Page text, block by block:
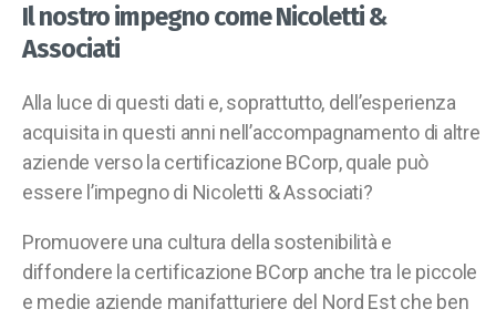
Il nostro impegno come Nicoletti &
Associati
Alla luce di questi dati e, soprattutto, dell’esperienza
acquisita in questi anni nell’accompagnamento di altre
aziende verso la certificazione BCorp, quale può
essere l’impegno di Nicoletti & Associati?
Promuovere una cultura della sostenibilità e
diffondere la certificazione BCorp anche tra le piccole
e medie aziende manifatturiere del Nord Est che ben